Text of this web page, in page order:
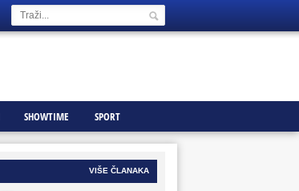
SHOWTIME SPORT
VIŠE ČLANAKA